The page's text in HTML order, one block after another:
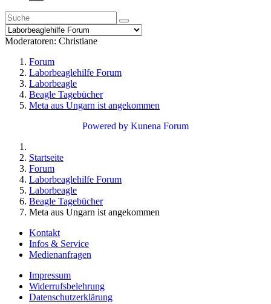
Moderatoren: Christiane
Forum
Laborbeaglehilfe Forum
Laborbeagle
Beagle Tagebücher
Meta aus Ungarn ist angekommen
Powered by Kunena Forum
Startseite
Forum
Laborbeaglehilfe Forum
Laborbeagle
Beagle Tagebücher
Meta aus Ungarn ist angekommen
Kontakt
Infos & Service
Medienanfragen
Impressum
Widerrufsbelehrung
Datenschutzerklärung